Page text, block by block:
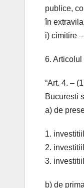
publice,
în
i) cimitire
6. Articolul
“Art. 4. –
Bucuresti
a) de
1.
2.
3.
b) de